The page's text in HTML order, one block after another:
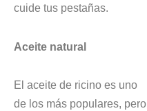
cuide tus pestañas.
Aceite natural
El aceite de ricino es uno
de los más populares, pero